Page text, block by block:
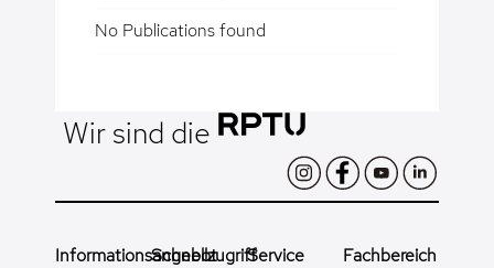
No Publications found
Wir sind die
Informationsangebot
SchnellzugriffService
Fachbereich